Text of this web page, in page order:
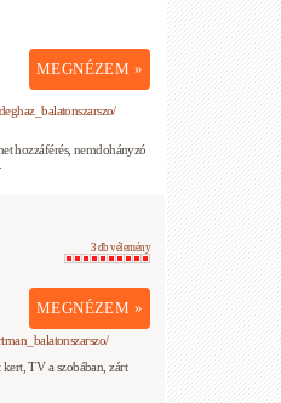
MEGNÉZEM »
hozzáférés, nemdohányzó
3 db vélemény
MEGNÉZEM »
TV a szobában, zárt